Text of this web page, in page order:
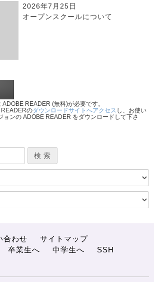
2026年7月25日
オープンスクールについて
READER (無料)が必要です。
READERのダウンロードサイトへアクセス し、お使い
ョンの ADOBE READER をダウンロードして下さ
合わせ
サイトマップ
卒業生へ 中学生へ
SSH